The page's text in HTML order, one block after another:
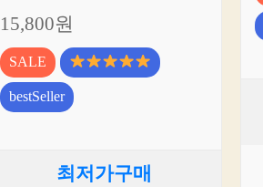
15,800원
SALE
bestSeller
최저가구매